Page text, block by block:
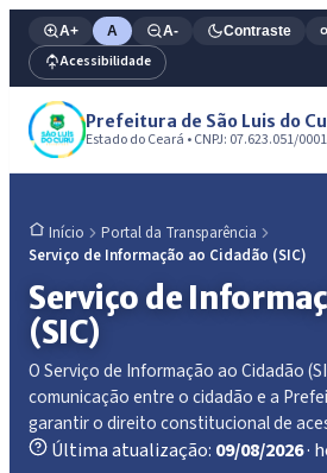
A+ A A- Contraste
Acessibilidade
Prefeitura de São Luis do
Estado do Ceará • CNPJ: 07.623.051/
Início
Portal da Transparência
Serviço de Informação ao Cidadão (SIC)
Serviço de
(SIC)
O Serviço de Informação ao Cidadão
comunicação entre o cidadão e a
garantir o direito constitucional de
Última atualização: 09/08/2026·